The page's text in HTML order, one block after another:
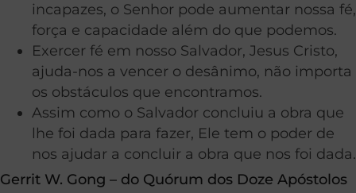
incapazes, o Senhor pode aumentar nossa fé,
força e capacidade além do que podemos.
Exercer fé em nosso Salvador, Jesus Cristo,
ajuda-nos a vencer o desânimo, não importa
os obstáculos que encontramos.
Assim como o Salvador concluiu a obra que
lhe foi dada para fazer, Ele tem o poder de
nos ajudar a concluir a obra que nos foi dada.
Gerrit W. Gong – do Quórum dos Doze Apóstolos